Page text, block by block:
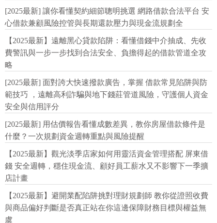
[2025最新] 讓你看懂契約細節聰明挑選 網路借款合法平台 安
心借款兼顧風險控管與長期還款壓力與現金流規劃全
【2025最新】遠離黑心貸款陷阱：看懂借錢中介抽成、先收
費警訊與一步一步找到合法安全、負擔得起的借款管道全攻
略
[2025最新] 面對誇大快速撥款廣告，掌握 借款常見陷阱與防
範技巧 ，遠離高利詐騙與地下錢莊管道風險，守護個人資金
安全與信用評分
[2025最新] 用估價報告看懂成數差異，教你房屋借款條件是
什麼？一次規劃資金週轉重點與風險提醒
【2025最新】觀光淡季店家如何用靈活資金管理搭配 屏東借
錢 安全週轉，穩住現金流、顧好員工薪水又不影響下一季擴
店計畫
【2025最新】避開業配陷阱挑對理財規劃師 教你從證照收費
與商品偏好判斷是否真正站在你這邊保障財務目標與權益無
虞